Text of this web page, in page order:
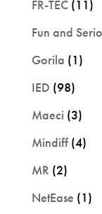
FR-TEC(11)
Fun and
Gorila (1)
IED (98)
Maeci (3)
Mindiff(4)
MR (2)
NetEase (1)